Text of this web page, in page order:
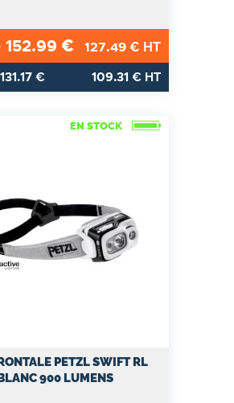
152.99 € 127.49€ HT
131.17€ 109.31 € HT
EN STOCK
PETZL SWIFT RL
900 LUMENS